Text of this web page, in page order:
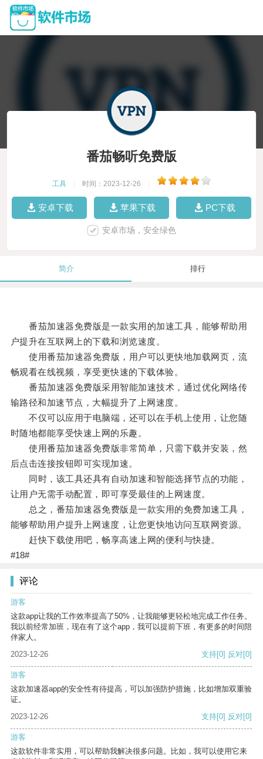
番茄畅听免费版
工具 时间：2023-12-26
安卓下载 苹果下载 PC下载
安卓市场，安全绿色
简介 排行
番茄加速器免费版是一款实用的加速工具，能够帮助用
户提升在互联网上的下载和浏览速度。
使用番茄加速器免费版，用户可以更快地加载网页，流
畅观看在线视频，享受更快速的下载体验。
番茄加速器免费版采用智能加速技术，通过优化网络传
输路径和加速节点，大幅提升了上网速度。
不仅可以应用于电脑端，还可以在手机上使用，让您随
时随地都能享受快速上网的乐趣。
使用番茄加速器免费版非常简单，只需下载并安装，然
后点击连接按钮即可实现加速。
同时，该工具还具有自动加速和智能选择节点的功能，
让用户无需手动配置，即可享受最佳的上网速度。
总之，番茄加速器免费版是一款实用的免费加速工具，
能够帮助用户提升上网速度，让您更快地访问互联网资源。
赶快下载使用吧，畅享高速上网的便利与快捷。
#18#
评论
游客
这款app让我的工作效率提高了50%，让我能够更轻松地完成工作任务。
我以前经常加班，现在有了这个app，我可以提前下班，有更多的时间陪
伴家人。
2023-12-26
支持[0] 反对[0]
游客
这款加速器app的安全性有待提高，可以加强防护措施，比如增加双重验
证。
2023-12-26
支持[0] 反对[0]
游客
这款软件非常实用，可以帮助我解决很多问题。比如，我可以使用它来